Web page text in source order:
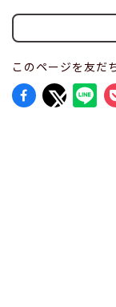
このページを友だ